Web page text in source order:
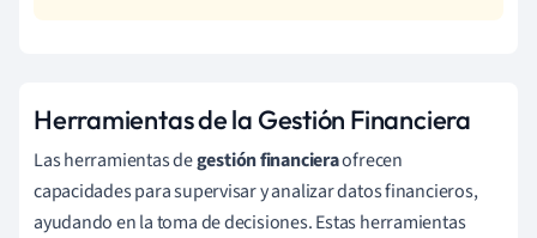
Herramientas de la Gestión Financiera
Las herramientas degestión financieraofrecen
capacidades para supervisar y analizar datos financieros,
ayudando en la toma de decisiones. Estas herramientas